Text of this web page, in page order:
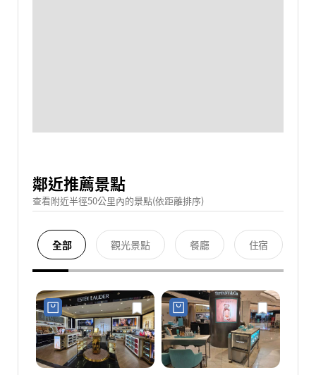
鄰近推薦景點
查看附近半徑50公里內的景點(依距離排序)
全部 觀光景點 餐廳 住宿